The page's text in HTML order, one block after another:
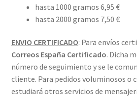
hasta 1000 gramos 6,95 €
hasta 2000 gramos 7,50 €
ENVIO CERTIFICADO: Para envíos
Correos España Certificado. Dicha
número de seguimiento y se le
cliente. Para pedidos voluminosos o
estudiará otros servicios de